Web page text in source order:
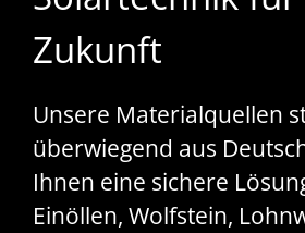
Zukunft
Unsere Materialquellen
überwiegend aus
Ihnen eine sichere
Einöllen, Wolfstein,